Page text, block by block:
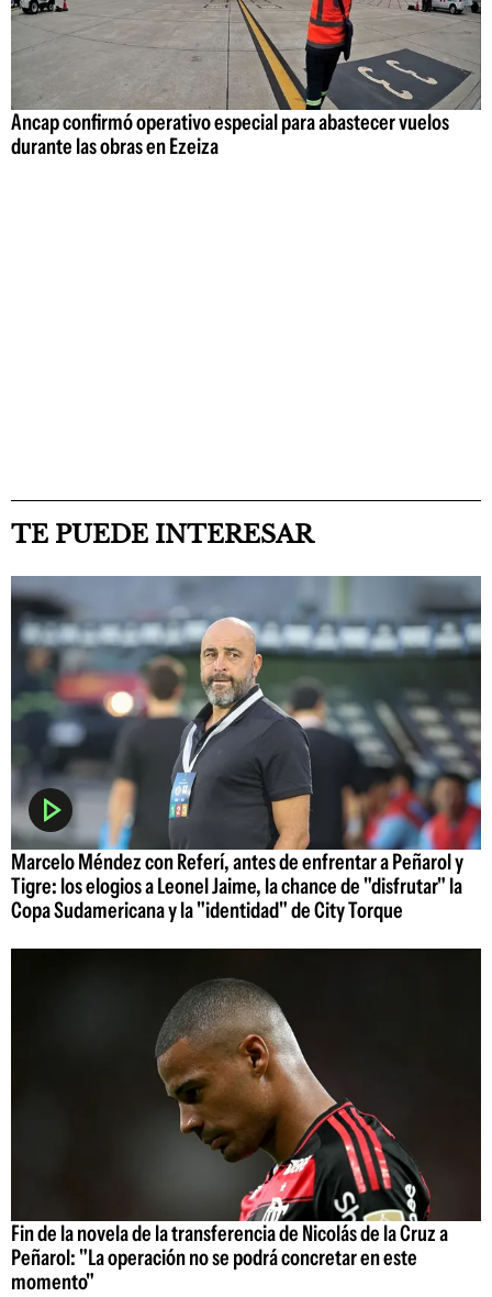
Ancap confirmó operativo especial para abastecer vuelos
durante las obras en Ezeiza
TE PUEDE INTERESAR
Marcelo Méndez con Referí, antes de enfrentar a Peñarol y
Tigre: los elogios a Leonel Jaime, la chance de "disfrutar" la
Copa Sudamericana y la "identidad" de City Torque
Fin de la novela de la transferencia de Nicolás de la Cruz a
Peñarol: "La operación no se podrá concretar en este
momento"